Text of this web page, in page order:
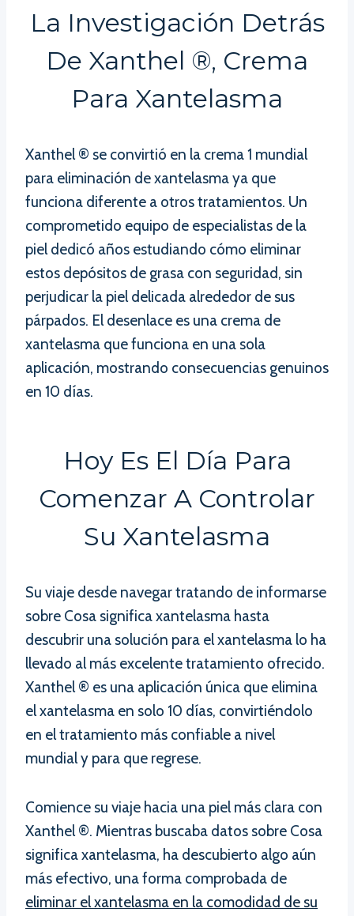
La Investigación Detrás
De Xanthel ®, Crema
Para Xantelasma
Xanthel ® se convirtió en la crema 1 mundial
para eliminación de xantelasma ya que
funciona diferente a otros tratamientos. Un
comprometido equipo de especialistas de la
piel dedicó años estudiando cómo eliminar
estos depósitos de grasa con seguridad, sin
perjudicar la piel delicada alrededor de sus
párpados. El desenlace es una crema de
xantelasma que funciona en una sola
aplicación, mostrando consecuencias genuinos
en 10 días.
Hoy Es El Día Para
Comenzar A Controlar
Su Xantelasma
Su viaje desde navegar tratando de informarse
sobre Cosa significa xantelasma hasta
descubrir una solución para el xantelasma lo ha
llevado al más excelente tratamiento ofrecido.
Xanthel ® es una aplicación única que elimina
el xantelasma en solo 10 días, convirtiéndolo
en el tratamiento más confiable a nivel
mundial y para que regrese.
Comience su viaje hacia una piel más clara con
Xanthel ®. Mientras buscaba datos sobre Cosa
significa xantelasma, ha descubierto algo aún
más efectivo, una forma comprobada de
eliminar el xantelasma en la comodidad de su